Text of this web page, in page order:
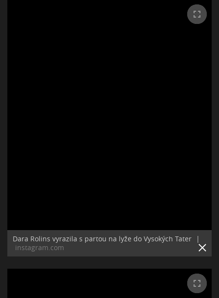
Dara Rolins vyrazila s partou na lyže do Vysokých Tater
|
instagram.com